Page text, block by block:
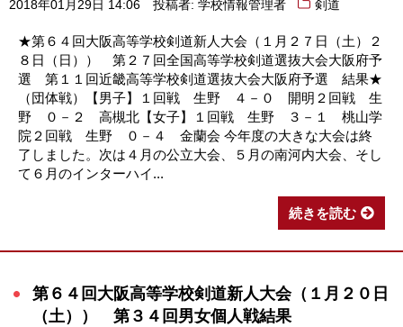
2018年01月29日 14:06 投稿者: 学校情報管理者 剣道
★第６４回大阪高等学校剣道新人大会（１月２７日（土）２
８日（日）） 第２７回全国高等学校剣道選抜大会大阪府予
選 第１１回近畿高等学校剣道選抜大会大阪府予選 結果★
（団体戦）【男子】１回戦 生野 ４－０ 開明２回戦 生
野 ０－２ 高槻北【女子】１回戦 生野 ３－１ 桃山学
院２回戦 生野 ０－４ 金蘭会 今年度の大きな大会は終
了しました。次は４月の公立大会、５月の南河内大会、そし
て６月のインターハイ...
続きを読む
第６４回大阪高等学校剣道新人大会（１月２０日
（土）） 第３４回男女個人戦結果